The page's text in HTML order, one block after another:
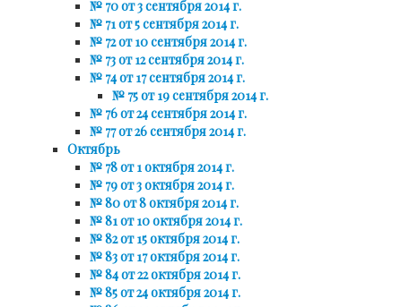
№ 70 от 3 сентября 2014 г.
№ 71 от 5 сентября 2014 г.
№ 72 от 10 сентября 2014 г.
№ 73 от 12 сентября 2014 г.
№ 74 от 17 сентября 2014 г.
№ 75 от 19 сентября 2014 г.
№ 76 от 24 сентября 2014 г.
№ 77 от 26 сентября 2014 г.
Октябрь
№ 78 от 1 октября 2014 г.
№ 79 от 3 октября 2014 г.
№ 80 от 8 октября 2014 г.
№ 81 от 10 октября 2014 г.
№ 82 от 15 октября 2014 г.
№ 83 от 17 октября 2014 г.
№ 84 от 22 октября 2014 г.
№ 85 от 24 октября 2014 г.